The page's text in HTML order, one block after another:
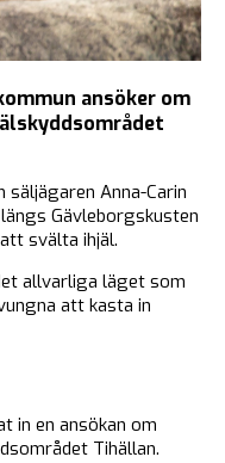
ansöker om
Anna-Carin
Gävleborgskusten
svälta ihjäl.
allvarliga läget som
att kasta in
in en ansökan om
Tihällan.